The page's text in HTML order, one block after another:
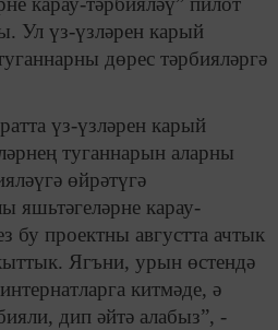
Ул үз-үзләрен карый
дөрес тәрбияләргә
үз-үзләрен карый
туганнарын аларны
өйрәтүгә
яшьтәгеләрне карау-
бу проектны августта ачтык
Ягъни, урын өстендә
китмәде, ә
дип әйтә алабыз”, -